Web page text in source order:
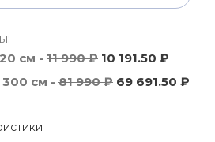
см - 11 990 ₽ 10 191.50 ₽
см - 81 990 ₽ 69 691.50 ₽